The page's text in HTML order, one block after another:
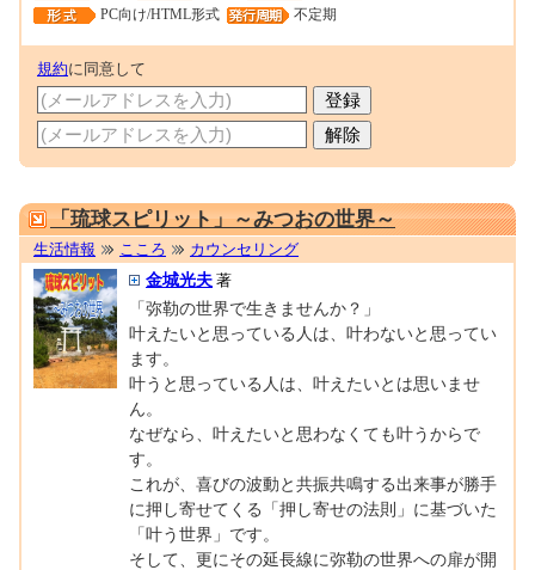
PC向け/HTML形式
不定期
規約に同意して
「琉球スピリット」～みつおの世界～
生活情報 こころ カウンセリング
金城光夫 著
「弥勒の世界で生きませんか？」
叶えたいと思っている人は、叶わないと思ってい
ます。
叶うと思っている人は、叶えたいとは思いませ
ん。
なぜなら、叶えたいと思わなくても叶うからで
す。
これが、喜びの波動と共振共鳴する出来事が勝手
に押し寄せてくる「押し寄せの法則」に基づいた
「叶う世界」です。
そして、更にその延長線に弥勒の世界への扉が開